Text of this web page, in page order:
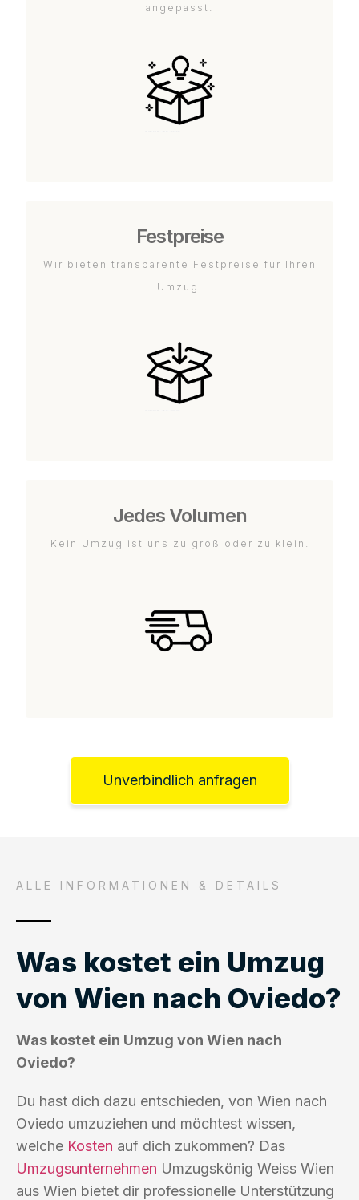
angepasst.
Festpreise
Wir bieten transparente Festpreise für Ihren
Umzug.
Jedes Volumen
Kein Umzug ist uns zu groß oder zu klein.
Unverbindlich anfragen
ALLE INFORMATIONEN & DETAILS
Was kostet ein Umzug
von Wien nach Oviedo?
Was kostet ein Umzug von Wien nach
Oviedo?
Du hast dich dazu entschieden, von Wien nach
Oviedo umzuziehen und möchtest wissen,
welche Kosten auf dich zukommen? Das
Umzugsunternehmen Umzugskönig Weiss Wien
aus Wien bietet dir professionelle Unterstützung